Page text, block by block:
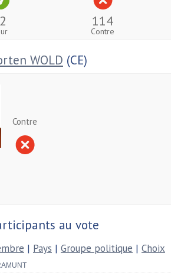
114
Contre
WOLD (CE)
Contre
au vote
| Pays | Groupe politique | Choix